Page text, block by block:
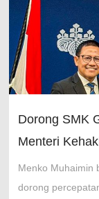
Dorong SMK
Menteri
Aman
Menko Muhaimin
dorong